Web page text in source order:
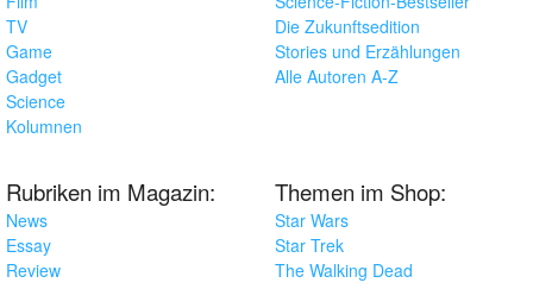
TV
Game
Gadget
Science
Kolumnen
Die Zukunftsedition
Stories und Erzählungen
Alle Autoren A-Z
Rubriken im Magazin:
News
Essay
Review
Themen im Shop:
Star Wars
Star Trek
The Walking Dead